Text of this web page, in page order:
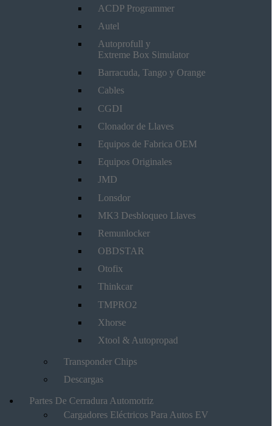
ACDP Programmer
Autel
Autoprofull y
Extreme Box Simulator
Barracuda, Tango y Orange
Cables
CGDI
Clonador de Llaves
Equipos de Fabrica OEM
Equipos Originales
JMD
Lonsdor
MK3 Desbloqueo Llaves
Remunlocker
OBDSTAR
Otofix
Thinkcar
TMPRO2
Xhorse
Xtool & Autopropad
Transponder Chips
Descargas
Partes De Cerradura Automotriz
Cargadores Eléctricos Para Autos EV